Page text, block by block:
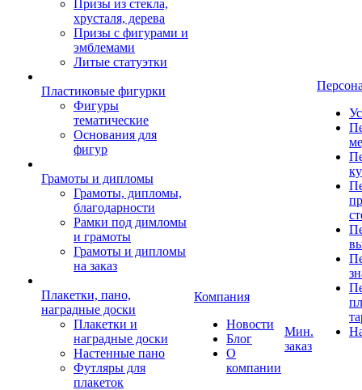
Призы из стекла,
хрусталя, дерева
Призы с фигурами и
эмблемами
Литые статуэтки
Пластиковые фигурки
Фигуры
тематические
Основания для
фигур
Грамоты и дипломы
Грамоты, дипломы,
благодарности
Рамки под димломы
и грамоты
Грамоты и дипломы
на заказ
Плакетки, пано,
наградные доски
Плакетки и
наградные доски
Настенные пано
Футляры для
плакеток
Компания
Новости
Блог
О
компании
Мин.
заказ